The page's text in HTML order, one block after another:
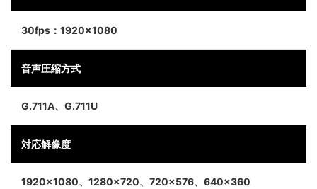
30fps：1920×1080
音声圧縮方式
G.711A、G.711U
対応解像度
1920×1080、1280×720、720×576、640×360